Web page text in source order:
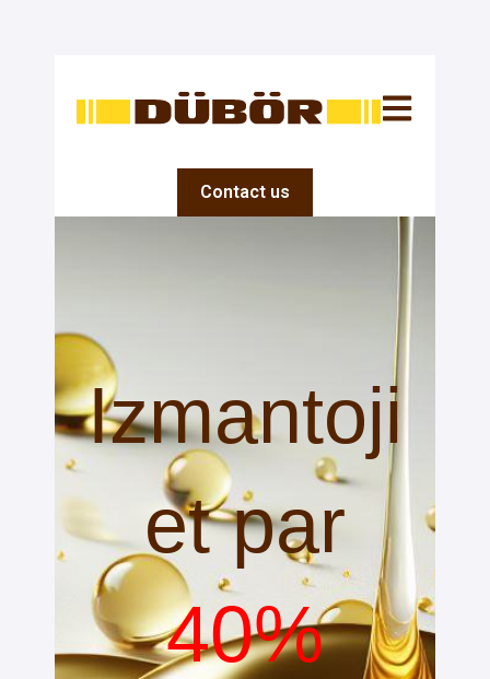
Open main
Contact us
Izmantoji
et par
40%